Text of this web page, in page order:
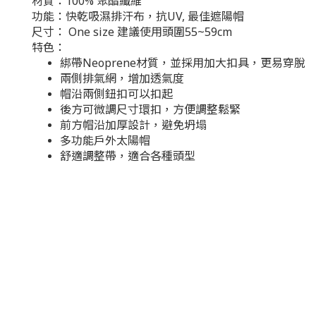
功能：快乾吸濕排汗布，抗UV, 最佳遮陽帽
尺寸： One size 建議使用頭圍55~59cm
特色：
綁帶Neoprene材質，並採用加大扣具，更易穿脫
兩側排氣網，增加透氣度
帽沿兩側鈕扣可以扣起
後方可微調尺寸環扣，方便調整鬆緊
前方帽沿加厚設計，避免坍塌
多功能戶外太陽帽
舒適調整帶，適合各種頭型